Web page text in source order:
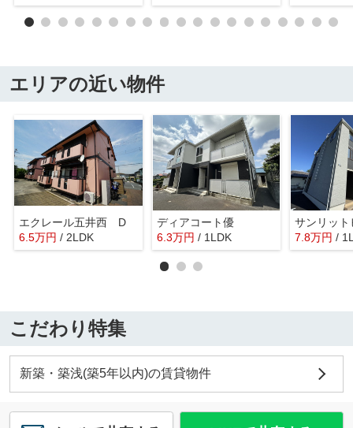
エリアの近い物件
エクレール五井西 D
6.5万円 / 2LDK
ディアコート優
6.3万円 / 1LDK
サンリット
7.8万円 /
こだわり特集
新築・築浅(築5年以内)の賃貸物件